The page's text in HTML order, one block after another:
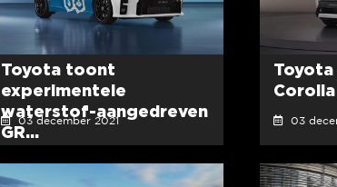
Toyota toont
experimentele
waterstof-aangedreven
GR...
03 december 2021 03